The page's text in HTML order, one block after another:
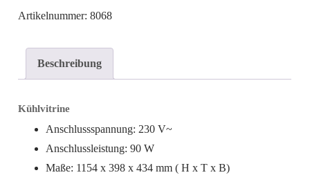
Artikelnummer: 8068
Beschreibung
Kühlvitrine
Anschlussspannung: 230 V~
Anschlussleistung: 90 W
Maße: 1154 x 398 x 434 mm ( H x T x B)